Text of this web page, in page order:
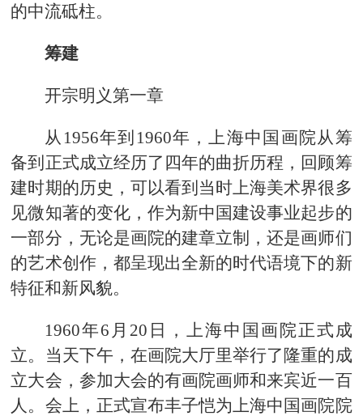
的中流砥柱。
筹建
开宗明义第一章
从1956年到1960年，上海中国画院从筹
备到正式成立经历了四年的曲折历程，回顾筹
建时期的历史，可以看到当时上海美术界很多
见微知著的变化，作为新中国建设事业起步的
一部分，无论是画院的建章立制，还是画师们
的艺术创作，都呈现出全新的时代语境下的新
特征和新风貌。
1960年6月20日，上海中国画院正式成
立。当天下午，在画院大厅里举行了隆重的成
立大会，参加大会的有画院画师和来宾近一百
人。会上，正式宣布丰子恺为上海中国画院院